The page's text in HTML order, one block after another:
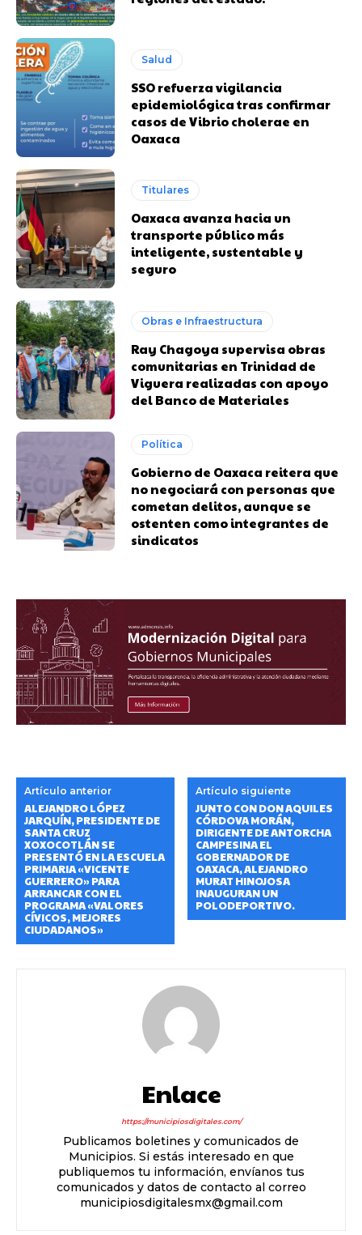
Salud
SSO refuerza vigilancia
epidemiológica tras confirmar
casos de Vibrio cholerae en
Oaxaca
Titulares
Oaxaca avanza hacia un
transporte público más
inteligente, sustentable y
seguro
Obras e Infraestructura
Ray Chagoya supervisa obras
comunitarias en Trinidad de
Viguera realizadas con apoyo
del Banco de Materiales
Política
Gobierno de Oaxaca reitera que
no negociará con personas que
cometan delitos, aunque se
ostenten como integrantes de
sindicatos
Artículo anterior
ALEJANDRO LÓPEZ
JARQUÍN, PRESIDENTE DE
SANTA CRUZ
XOXOCOTLÁN SE
PRESENTÓ EN LA ESCUELA
PRIMARIA «VICENTE
GUERRERO» PARA
ARRANCAR CON EL
PROGRAMA «VALORES
CÍVICOS, MEJORES
CIUDADANOS»
Artículo siguiente
JUNTO CON DON AQUILES
CÓRDOVA MORÁN,
DIRIGENTE DE ANTORCHA
CAMPESINA EL
GOBERNADOR DE
OAXACA, ALEJANDRO
MURAT HINOJOSA
INAUGURAN UN
POLODEPORTIVO.
Enlace
https://municipiosdigitales.com/
Publicamos boletines y comunicados de
Municipios. Si estás interesado en que
publiquemos tu información, envíanos tus
comunicados y datos de contacto al correo
municipiosdigitalesmx@gmail.com